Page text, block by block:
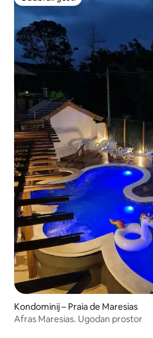
Odabrali gosti
Kondominij – Praia de Maresias
Afras Maresias. Ugodan prostor